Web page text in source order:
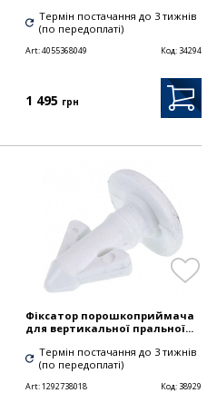
Термін постачання до 3 тижнів
(по передоплаті)
Art:4055368049 Код: 34294
1 495 грн
Фіксатор порошкоприймача
для вертикальної пральної...
Термін постачання до 3 тижнів
(по передоплаті)
Art:1292738018 Код: 38929